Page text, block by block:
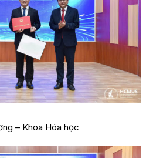
– Khoa Hóa học